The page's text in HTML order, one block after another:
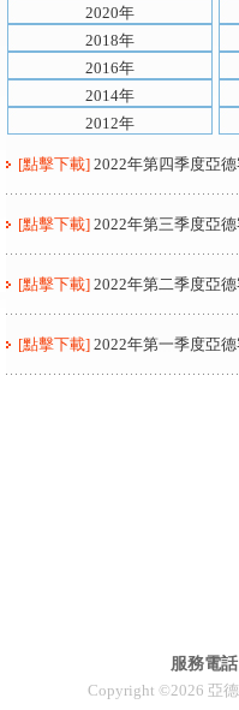
2020年
2018年
2016年
2014年
2012年
[點擊下載] 2022年第四季度亞
[點擊下載] 2022年第三季度亞
[點擊下載] 2022年第二季度亞
[點擊下載] 2022年第一季度亞
服務電
Copyright ©2026 亞